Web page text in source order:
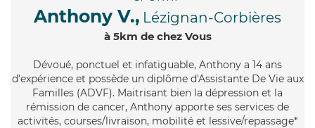
Anthony V., Lézignan-Corbières
à 5km de chez Vous
Dévoué, ponctuel et infatiguable, Anthony a 14 ans
d'expérience et possède un diplôme d'Assistante De Vie aux
Familles (ADVF). Maitrisant bien la dépression et la
rémission de cancer, Anthony apporte ses services de
activités, courses/livraison, mobilité et lessive/repassage*